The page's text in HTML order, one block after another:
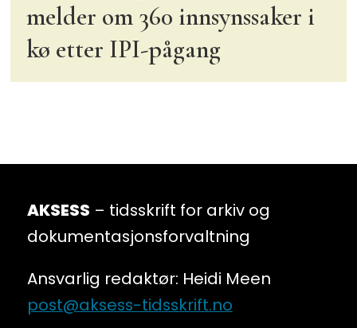
melder om 360 innsynssaker i
kø etter IPI-pågang
AKSESS – tidsskrift for arkiv og
dokumentasjonsforvaltning
Ansvarlig redaktør: Heidi Meen
post@aksess-tidsskrift.no